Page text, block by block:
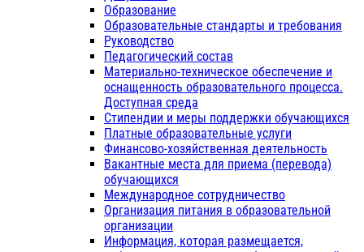
Образование
Образовательные стандарты и требования
Руководство
Педагогический состав
Материально-техническое обеспечение и
оснащенность образовательного процесса.
Доступная среда
Стипендии и меры поддержки обучающихся
Платные образовательные услуги
Финансово-хозяйственная деятельность
Вакантные места для приема (перевода)
обучающихся
Международное сотрудничество
Организация питания в образовательной
организации
Информация, которая размещается,